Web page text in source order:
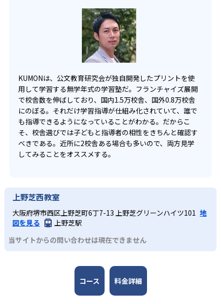
KUMONは、公文教育研究会が独自開発したプリントを使
用して学習する無学年式の学習塾だ。フランチャイズ展開
で校舎数を伸ばしており、国内1.5万校舎、国外0.8万校舎
にのぼる。それだけ学習指導が仕組み化されていて、誰で
も指導できるようになっていることがわかる。だからこ
そ、校舎選びでは子どもと指導者の相性をきちんと確認す
べきである。近所に2校舎ある場合も多いので、両方見学
してみることをオススメする。
上野芝西教室
大阪府堺市西区上野芝町6丁7-13 上野芝グリーンハイツ101 地
図を見る
上野芝駅
当サイトからの問い合わせは現在できません
コース 料金詳細